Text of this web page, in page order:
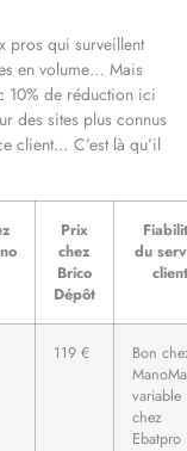
pros qui surveillent
en volume… Mais
10% de réduction ici
des sites plus connus
client… C’est là qu’il
Prix
chez
Brico
Dépôt
du
client
119 €
Bon
variable
chez
Ebatpro